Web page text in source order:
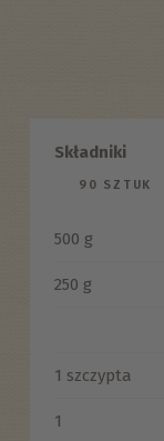
Składniki
90 SZTUK
500 g
250 g
1 szczypta
1